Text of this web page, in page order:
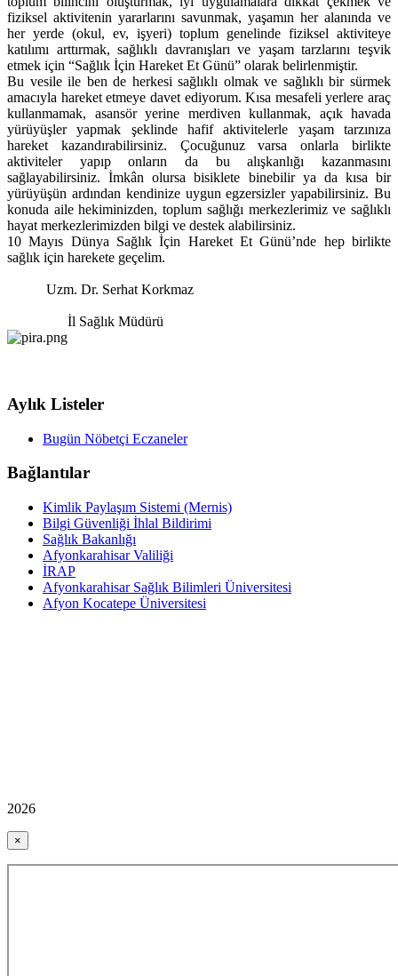
fiziksel aktivitenin yararlarını savunmak, yaşamın her alanında ve
her yerde (okul, ev, işyeri) toplum genelinde fiziksel aktiviteye
katılımı arttırmak, sağlıklı davranışları ve yaşam tarzlarını teşvik
etmek için “Sağlık İçin Hareket Et Günü” olarak belirlenmiştir.
Bu vesile ile ben de herkesi sağlıklı olmak ve sağlıklı bir sürmek
amacıyla hareket etmeye davet ediyorum. Kısa mesafeli yerlere araç
kullanmamak, asansör yerine merdiven kullanmak, açık havada
yürüyüşler yapmak şeklinde hafif aktivitelerle yaşam tarzınıza
hareket kazandırabilirsiniz. Çocuğunuz varsa onlarla birlikte
aktiviteler yapıp onların da bu alışkanlığı kazanmasını
sağlayabilirsiniz. İmkân olursa bisiklete binebilir ya da kısa bir
yürüyüşün ardından kendinize uygun egzersizler yapabilirsiniz. Bu
konuda aile hekiminizden, toplum sağlığı merkezlerimiz ve sağlıklı
hayat merkezlerimizden bilgi ve destek alabilirsiniz.
10 Mayıs Dünya Sağlık İçin Hareket Et Günü’nde hep birlikte
sağlık için harekete geçelim.
Uzm. Dr. Serhat Korkmaz
İl Sağlık Müdürü
Aylık Listeler
Bugün Nöbetçi Eczaneler
Bağlantılar
Kimlik Paylaşım Sistemi (Mernis)
Bilgi Güvenliği İhlal Bildirimi
Sağlık Bakanlığı
Afyonkarahisar Valiliği
İRAP
Afyonkarahisar Sağlık Bilimleri Üniversitesi
Afyon Kocatepe Üniversitesi
2026
×